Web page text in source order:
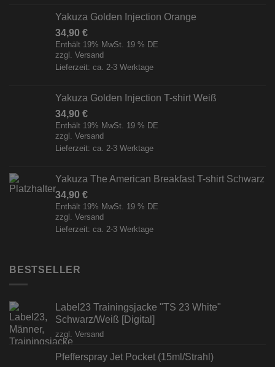
Yakuza Golden Injection Orange
34,90 €
Enthält 19% MwSt. 19 % DE
zzgl. Versand
Lieferzeit: ca. 2-3 Werktage
Yakuza Golden Injection T-shirt Weiß
34,90 €
Enthält 19% MwSt. 19 % DE
zzgl. Versand
Lieferzeit: ca. 2-3 Werktage
Yakuza The American Breakfast T-shirt Schwarz
34,90 €
Enthält 19% MwSt. 19 % DE
zzgl. Versand
Lieferzeit: ca. 2-3 Werktage
BESTSELLER
Label23 Trainingsjacke "TS 23 White"
Schwarz/Weiß [Digital]
zzgl. Versand
Pfefferspray Jet Pocket (15ml/Strahl)